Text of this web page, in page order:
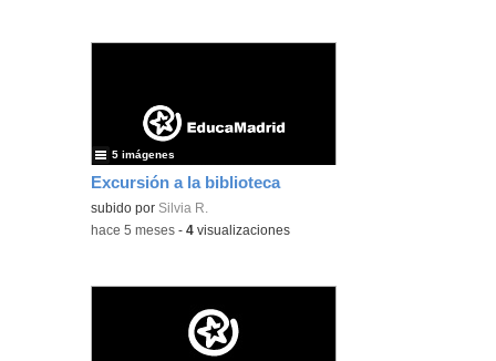
Excursión a la biblioteca
subido por Silvia R.
5 imágenes
-hace 5 meses -4 visualizaciones